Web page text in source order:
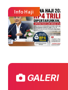
Info Haji
GALERI